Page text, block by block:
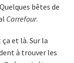
bêtes de
Carrefour.
et là. Sur la
à trouver les